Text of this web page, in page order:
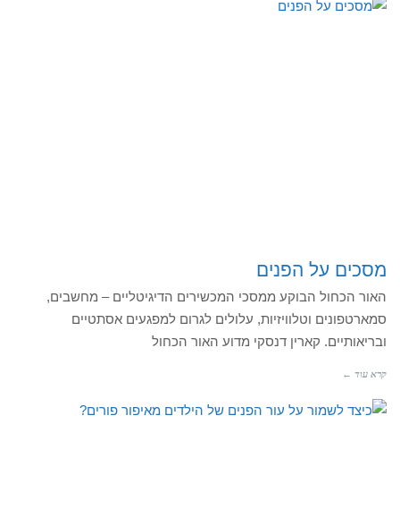
מסכים על הפנים
האור הכחול הבוקע ממסכי המכשירים הדיגיטליים – מחשבים,
סמארטפונים וטלוויזיות, עלולים לגרום למפגעים אסתטיים
ובריאותיים. קארין דנסקי מדוע האור הכחול
קרא עוד ←